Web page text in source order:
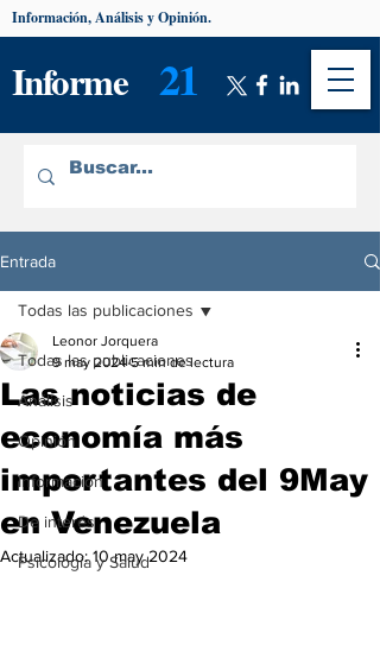
Informe 21
Información, Análisis y Opinión.
Entrada
Todas las publicaciones
Análisis
Opinión
Información
De interés
Psicología y Salud
Todas las publicaciones
Las noticias de
economía más
importantes del 9May
en Venezuela
Leonor Jorquera
9 may 2024 5 min de lectura
Actualizado:10 may 2024